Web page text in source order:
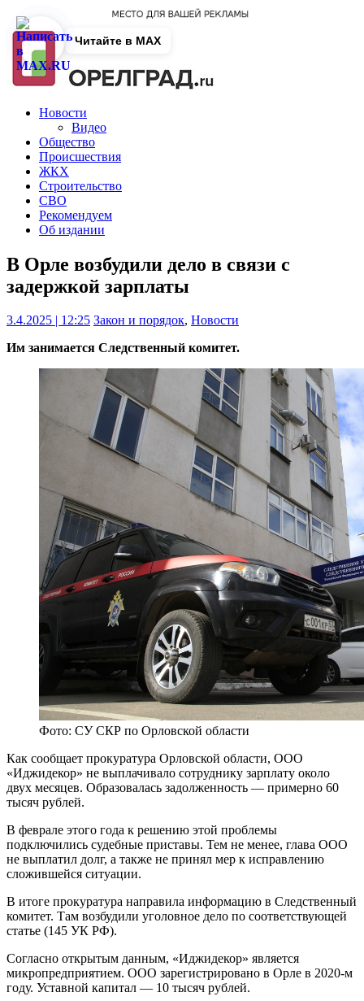
Новости
Видео
Общество
Происшествия
ЖКХ
Строительство
СВО
Рекомендуем
Об издании
В Орле возбудили дело в связи с
задержкой зарплаты
3.4.2025 | 12:25 Закон и порядок, Новости
Им занимается Следственный комитет.
Фото: СУ СКР по Орловской области
Как сообщает прокуратура Орловской области, ООО
«Иджидекор» не выплачивало сотруднику зарплату около
двух месяцев. Образовалась задолженность — примерно 60
тысяч рублей.
В феврале этого года к решению этой проблемы
подключились судебные приставы. Тем не менее, глава ООО
не выплатил долг, а также не принял мер к исправлению
сложившейся ситуации.
В итоге прокуратура направила информацию в Следственный
комитет. Там возбудили уголовное дело по соответствующей
статье (145 УК РФ).
Согласно открытым данным, «Иджидекор» является
микропредприятием. ООО зарегистрировано в Орле в 2020-м
году. Уставной капитал — 10 тысяч рублей.
Читайте в MAX